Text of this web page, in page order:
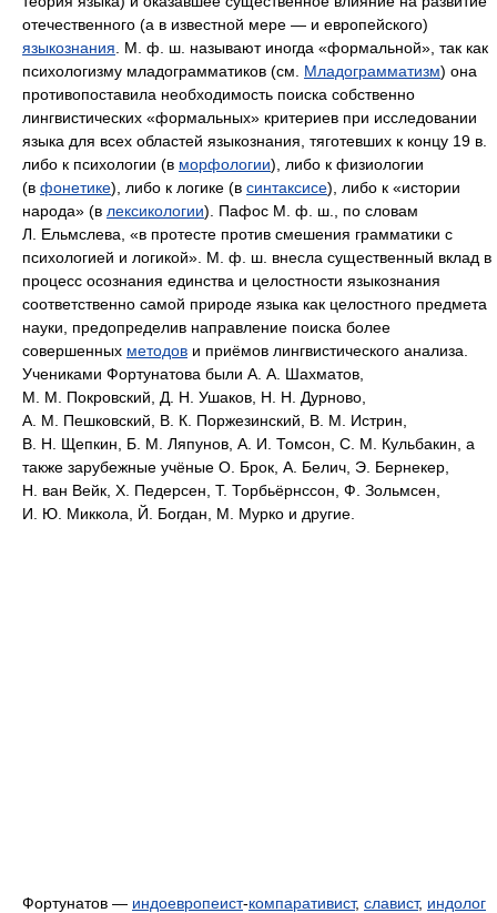
отечественного (а в известной мере — и европейского)
языкознания . М. ф. ш. называют иногда «формальной», так как
психологизму младограмматиков (см. Младограмматизм) она
противопоставила необходимость поиска собственно
лингвистических «формальных» критериев при исследовании
языка для всех областей языкознания, тяготевших к концу 19 в.
либо к психологии (в морфологии), либо к физиологии
(в фонетике), либо к логике (в синтаксисе), либо к «истории
народа» (в лексикологии). Пафос М. ф. ш., по словам
Л. Ельмслева, «в протесте против смешения грамматики с
психологией и логикой». М. ф. ш. внесла существенный вклад в
процесс осознания единства и целостности языкознания
соответственно самой природе языка как целостного предмета
науки, предопределив направление поиска более
совершенных методов и приёмов лингвистического анализа.
Учениками Фортунатова были А. А. Шахматов,
М. М. Покровский, Д. Н. Ушаков, Н. Н. Дурново,
А. М. Пешковский, В. К. Поржезинский, В. М. Истрин,
В. Н. Щепкин, Б. М. Ляпунов, А. И. Томсон, С. М. Кульбакин, а
также зарубежные учёные О. Брок, А. Белич, Э. Бернекер,
Н. ван Вейк, Х. Педерсен, Т. Торбьёрнссон, Ф. Зольмсен,
И. Ю. Миккола, Й. Богдан, М. Мурко и другие.
Фортунатов — индоевропеист-компаративист, славист, индолог